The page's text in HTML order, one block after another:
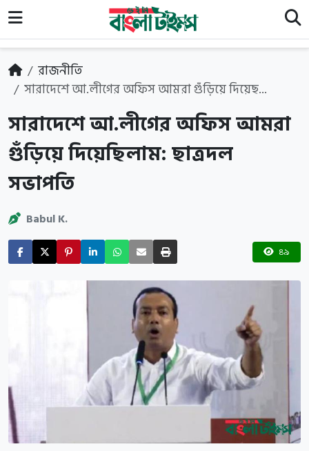
রাজনীতি
সারাদেশে আ.লীগের অফিস আমরা গুঁড়িয়ে দিয়েছ...
সারাদেশে আ.লীগের অফিস আমরা
গুঁড়িয়ে দিয়েছিলাম: ছাত্রদল
সভাপতি
Babul K.
৪৯